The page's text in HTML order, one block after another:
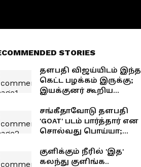
STORIES
தளபதி விஜய்யிடம் இந்த
கெட்ட பழக்கம் இருக்கு;
இயக்குனர் கூறிய
சங்கீதாவோடு தளபதி
'GOAT' படம் பார்த்தார் என
சொல்வது பொய்யா;
யாருடன் பார்த்தார்
தெரியுமா?
குளிக்கும் நீரில் 'இத'
கலந்து குளிங்க..